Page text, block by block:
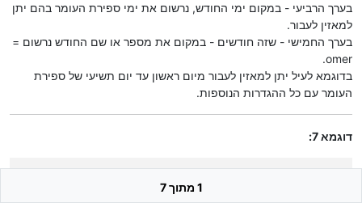
בערך הרביעי - במקום ימי החודש, נרשום את ימי ספירת העומר בהם יתן
למאזין לעבור.
בערך החמישי - שזה חודשים - במקום את מספר או שם החודש נרשום =
omer.
בדוגמא לעיל יתן למאזין לעבור מיום ראשון עד יום תשיעי של ספירת
העומר עם כל ההגדרות הנוספות.
דוגמא 7:
1 מתוך 7